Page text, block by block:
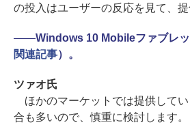
の投入はユーザーの反応を見て、提
――Windows 10 Mobileファブレ
関連記事）。
ツァオ氏
ほかのマーケットでは提供して
合も多いので、慎重に検討します。